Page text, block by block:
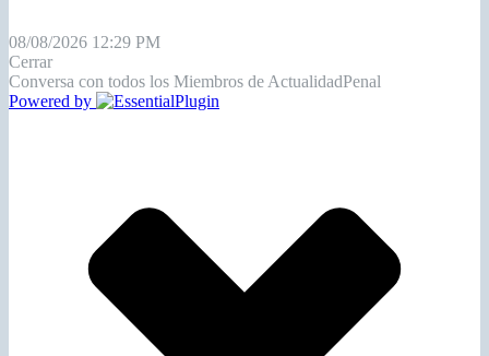
08/08/2026 12:29 PM
Cerrar
Conversa con todos los Miembros de ActualidadPenal
Powered by